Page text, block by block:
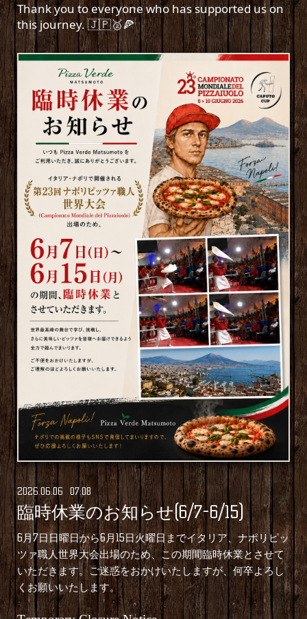
Thank you to everyone who has supported us on
this journey. 🇯🇵🥈🍕
2026.06.06 07:08
臨時休業のお知らせ(6/7-6/15)
6月7日日曜日から6月15日火曜日までイタリア、ナポリピッ
ツァ職人世界大会出場のため、この期間臨時休業とさせて
いただきます。ご迷惑をおかけいたしますが、何卒よろし
くお願いいたします。